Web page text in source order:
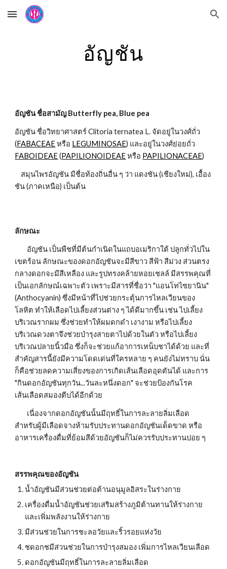
Skip to main content Skip to navigation
อัญชัน
อัญชัน ชื่อสามัญ Butterfly pea, Blue pea
อัญชัน ชื่อวิทยาศาสตร์ Clitoria ternatea L. จัดอยู่ในวงศ์ถั่ว
(FABACEAE หรือ LEGUMINOSAE
FABOIDEAE (PAPILIONOIDEAE หรือ PAPILIONACEAE)
ชัน (ภาคเหนือ) เป็นต้น
ลักษณะ
เขตร้อน ลักษณะของดอกอัญชันจะมีสีขาว สีฟ้า สีม่วง ส่วนตรง
กลางดอกจะมีสีเหลือง และรูปทรงคล้ายหอยเชลล์ มีสรรพคุณที่
เป็นเอกลักษณ์เฉพาะตัว เพราะมีสารที่ชื่อว่า "แอนโทไซยานิน"
(Anthocyanin) ซึ่งมีหน้าที่ไปช่วยกระตุ้นการไหลเวียนของ
โลหิต ทำให้เลือดไปเลี้ยงส่วนต่าง ๆ ได้ดีมากขึ้น เช่น ไปเลี้ยง
บริเวณรากผม ซึ่งช่วยทำให้ผมดกดำ เงางาม หรือไปเลี้ยง
บริเวณดวงตาจึงช่วยบำรุงสายตาไปด้วยในตัว หรือไปเลี้ยง
บริเวณปลายนิ้วมือ ซึ่งก็จะช่วยแก้อาการเหน็บชาได้ด้วย และที่
สำคัญสารนี้ยังมีความโดดเด่นที่ใครหลาย ๆ คนยังไม่ทราบ นั่น
ก็คือช่วยลดความเสี่ยงของการเกิดเส้นเลือดอุดตันได้ และการ
"กินดอกอัญชันทุกวัน...วันละหนึ่งดอก" จะช่วยป้องกันโรค
เส้นเลือดสมองตีบได้อีกด้วย
สำหรับผู้มีเลือดจางห้ามรับประทานดอกอัญชันเด็ดขาด หรือ
อาหารเครื่องดื่มที่ย้อมสีด้วยอัญชันก็ไม่ควรรับประทานบ่อย ๆ
สรรพคุณของอัญชัน
น้ำอัญชันมีส่วนช่วยต่อต้านอนุมูลอิสระในร่างกาย
เครื่องดื่มน้ำอัญชันช่วยเสริมสร้างภูมิต้านทานให้ร่างกาย
และเพิ่มพลังงานให้ร่างกาย
มีส่วนช่วยในการชะลอวัยและริ้วรอยแห่งวัย
ชดอกชมีส่วนช่วยในการบำรุงสมอง เพิ่มการไหลเวียนเลือด
ดอกอัญชันมีฤทธิ์ในการละลายลิ่มเลือด